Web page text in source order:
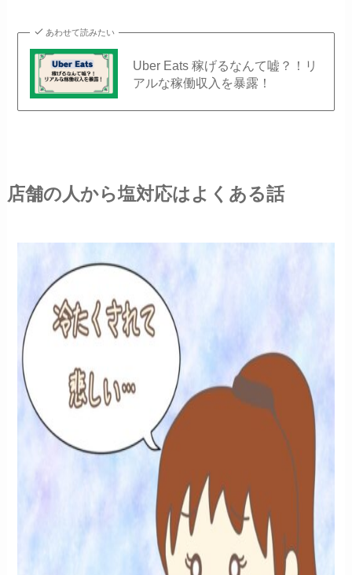
あわせて読みたい
Uber Eats 稼げるなんて嘘？！リ
アルな稼働収入を暴露！
店舗の人から塩対応はよくある話